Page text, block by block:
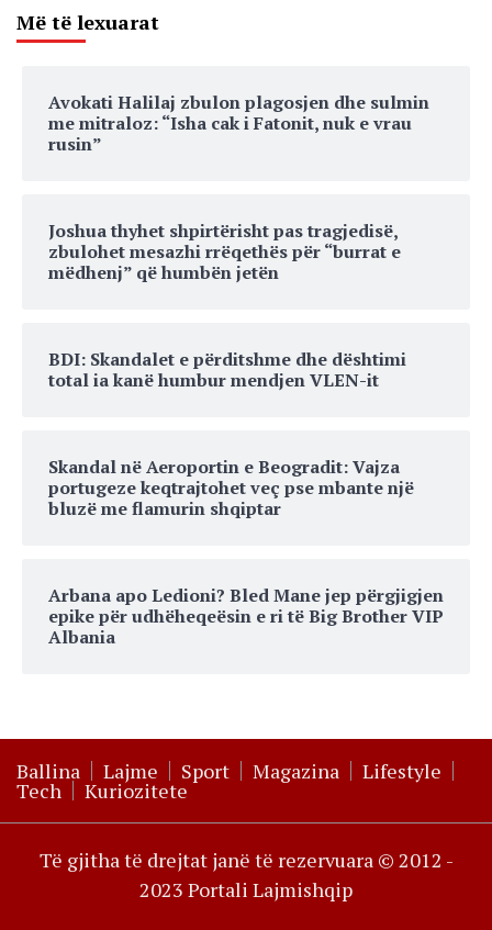
Më të lexuarat
Avokati Halilaj zbulon plagosjen dhe sulmin
me mitraloz: “Isha cak i Fatonit, nuk e vrau
rusin”
Joshua thyhet shpirtërisht pas tragjedisë,
zbulohet mesazhi rrëqethës për “burrat e
mëdhenj” që humbën jetën
BDI: Skandalet e përditshme dhe dështimi
total ia kanë humbur mendjen VLEN-it
Skandal në Aeroportin e Beogradit: Vajza
portugeze keqtrajtohet veç pse mbante një
bluzë me flamurin shqiptar
Arbana apo Ledioni? Bled Mane jep përgjigjen
epike për udhëheqeësin e ri të Big Brother VIP
Albania
Ballina Lajme Sport Magazina Lifestyle
Tech Kuriozitete
Të gjitha të drejtat janë të rezervuara © 2012 -
2023 Portali Lajmishqip